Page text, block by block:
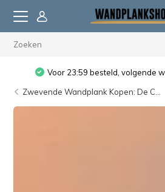
Voor 23:59 besteld, volgende
Zwevende Wandplank Kopen: De C...